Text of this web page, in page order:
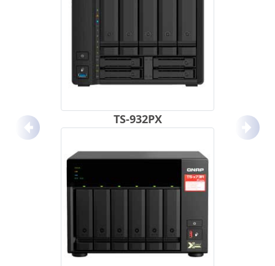
TS-932PX
Anterior